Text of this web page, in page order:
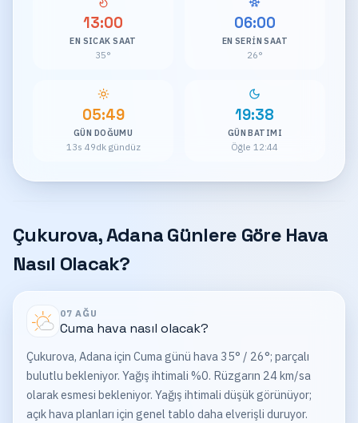
13:00
EN SICAK SAAT
35°
06:00
EN SERIN SAAT
26°
05:49
GÜN DOĞUMU
13s 49dk gündüz
19:38
GÜN BATIMI
Öğle 12:44
Çukurova, Adana Günlere Göre Hava
Nasıl Olacak?
07 AĞU
Cumahava nasıl olacak?
Çukurova, Adana için Cuma günü hava 35° / 26°; parçalı
bulutlu bekleniyor. Yağış ihtimali %0. Rüzgarın 24 km/sa
olarak esmesi bekleniyor. Yağış ihtimali düşük görünüyor;
açık hava planları için genel tablo daha elverişli duruyor.